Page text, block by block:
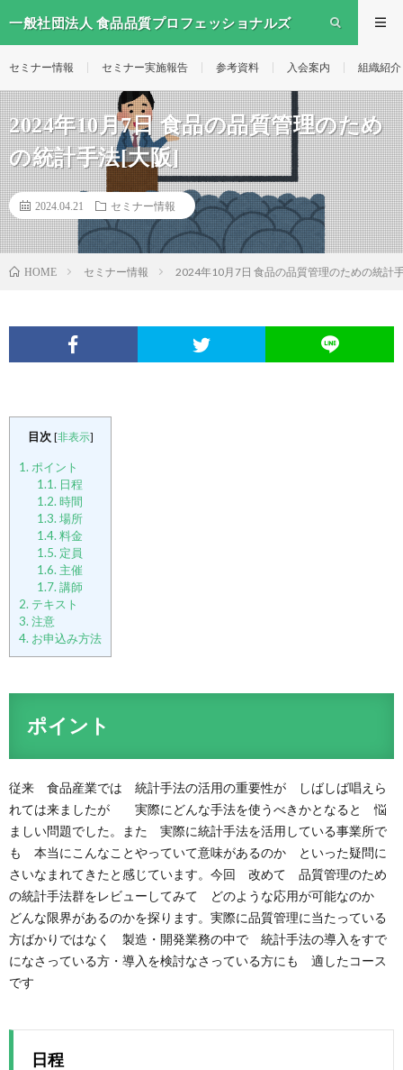
一般社団法人 食品品質プロフェッショナルズ
セミナー情報 セミナー実施報告 参考資料 入会案内 組織紹介
2024年10月7日 食品の品質管理のため
の統計手法[大阪]
2024.04.21 セミナー情報
HOME セミナー情報 2024年10月7日 食品の品質管理のための統計
目次 [非表示]
1. ポイント
1.1. 日程
1.2. 時間
1.3. 場所
1.4. 料金
1.5. 定員
1.6. 主催
1.7. 講師
2. テキスト
3. 注意
4. お申込み方法
ポイント
従来 食品産業では 統計手法の活用の重要性が しばしば唱えら
れては来ましたが 実際にどんな手法を使うべきかとなると 悩
ましい問題でした。また 実際に統計手法を活用している事業所で
も 本当にこんなことやっていて意味があるのか といった疑問に
さいなまれてきたと感じています。今回 改めて 品質管理のため
の統計手法群をレビューしてみて どのような応用が可能なのか
どんな限界があるのかを探ります。実際に品質管理に当たっている
方ばかりではなく 製造・開発業務の中で 統計手法の導入をすで
になさっている方・導入を検討なさっている方にも 適したコース
です
日程